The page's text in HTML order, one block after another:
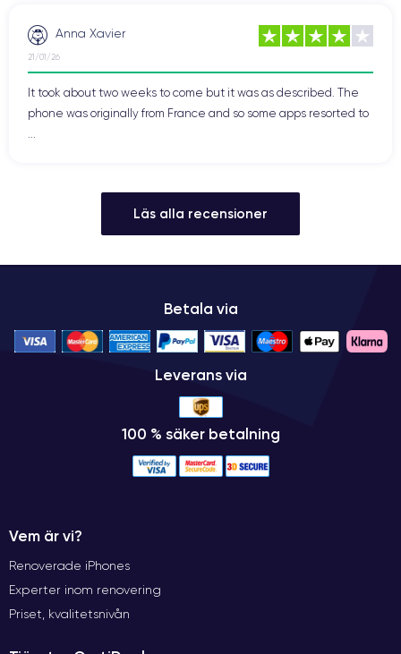
Anna Xavier
21/01/26
It took about two weeks to come but it was as described. The
phone was originally from France and so some apps resorted to
Läs alla recensioner
Betala via
Leverans via
100 % säker betalning
Vem är vi?
Renoverade iPhones
Experter inom renovering
Priset, kvalitetsnivån